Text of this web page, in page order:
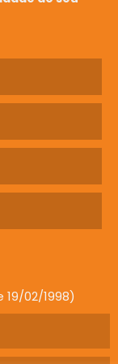
dos seus
contato!
19/02/1998)